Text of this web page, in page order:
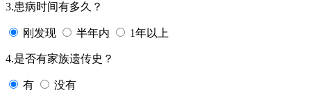
3.患病时间有多久？
刚发现 半年内 1年以上
4.是否有家族遗传史？
有 没有